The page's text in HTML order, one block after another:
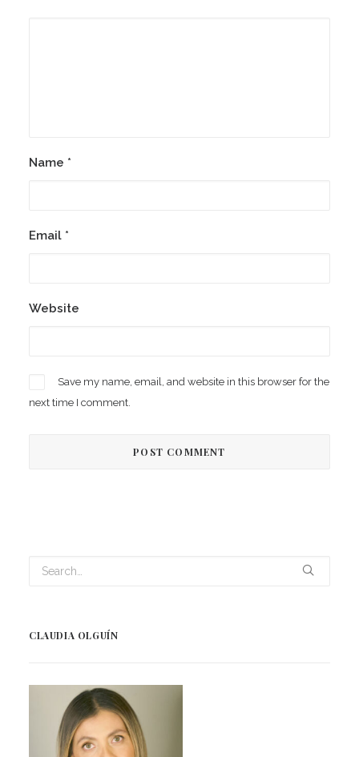
Name *
Email *
Website
Save my name, email, and website in this browser for the
next time I comment.
CLAUDIA OLGUÍN